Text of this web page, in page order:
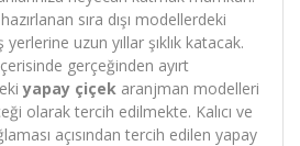
sıra dışı modellerdeki
uzun yıllar şıklık katacak.
gerçeğinden ayırt
yapay çiçek aranjman modelleri
olarak tercih edilmekte. Kalıcı ve
açısından tercih edilen yapay